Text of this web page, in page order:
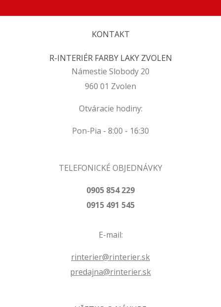
KONTAKT
R-INTERIÉR FARBY LAKY ZVOLEN
Námestie Slobody 20
960 01 Zvolen
Otváracie hodiny:
Pon-Pia - 8:00 - 16:30
TELEFONICKÉ OBJEDNÁVKY
0905 854 229
0915 491 545
E-mail:
rinterier@rinterier.sk
predajna@rinterier.sk